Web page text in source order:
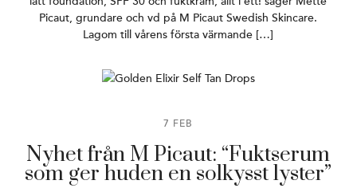
Picaut, grundare och vd på M Picaut Swedish Skincare.
Lagom till vårens första värmande […]
7 FEB
Nyhet från M Picaut: “Fuktserum
som ger huden en solkysst lyster”